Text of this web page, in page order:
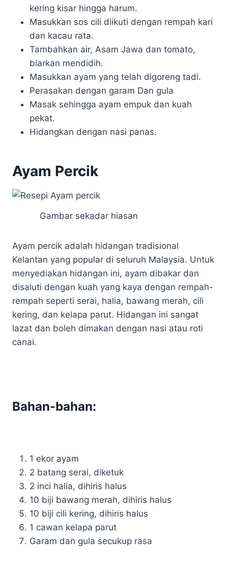
kering kisar hingga harum.
Masukkan sos cili diikuti dengan rempah kari
dan kacau rata.
Tambahkan air, Asam Jawa dan tomato,
biarkan mendidih.
Masukkan ayam yang telah digoreng tadi.
Perasakan dengan garam Dan gula
Masak sehingga ayam empuk dan kuah
pekat.
Hidangkan dengan nasi panas.
Ayam Percik
Gambar sekadar hiasan
Ayam percik adalah hidangan tradisional
Kelantan yang popular di seluruh Malaysia. Untuk
menyediakan hidangan ini, ayam dibakar dan
disaluti dengan kuah yang kaya dengan rempah-
rempah seperti serai, halia, bawang merah, cili
kering, dan kelapa parut. Hidangan ini sangat
lazat dan boleh dimakan dengan nasi atau roti
canai.
Bahan-bahan:
1 ekor ayam
2 batang serai, diketuk
2 inci halia, dihiris halus
10 biji bawang merah, dihiris halus
10 biji cili kering, dihiris halus
1 cawan kelapa parut
Garam dan gula secukup rasa